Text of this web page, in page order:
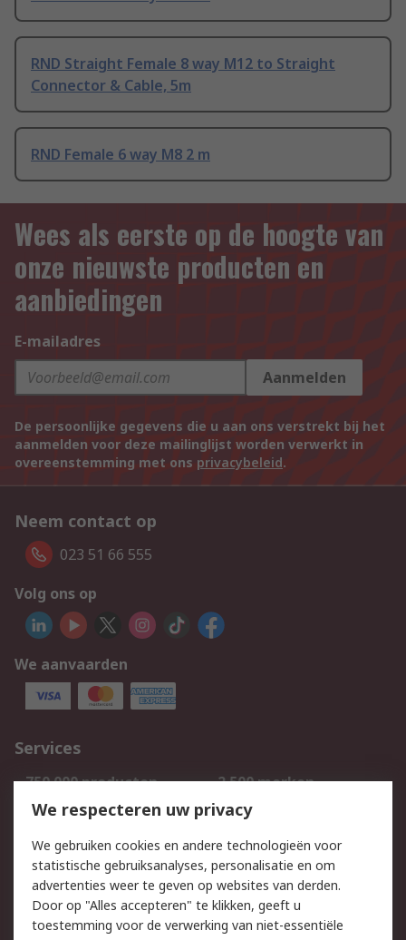
RND Straight Female 8 way M12 to Straight
Connector & Cable, 5m
RND Female 6 way M8 2 m
Wees als eerste op de hoogte van
onze nieuwste producten en
aanbiedingen
E-mailadres
Aanmelden
De persoonlijke gegevens die u aan ons verstrekt bij het
aanmelden voor deze mailinglijst worden verwerkt in
overeenstemming met ons privacybeleid.
Neem contact op
023 51 66 555
Volg ons op
We aanvaarden
Services
750.000 producten
2.500 merken
Bestellen
Inkoopoplossingen
Track & Trace
Wettelijk
We respecteren uw privacy
We gebruiken cookies en andere technologieën voor
statistische gebruiksanalyses, personalisatie en om
advertenties weer te geven op websites van derden.
Door op "Alles accepteren" te klikken, geeft u
toestemming voor de verwerking van niet-essentiële